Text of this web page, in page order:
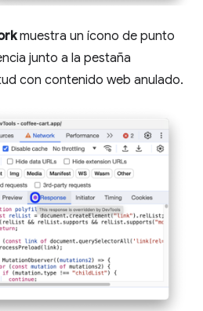
muestra un ícono de punto
junto a la pestaña
con contenido web anulado.